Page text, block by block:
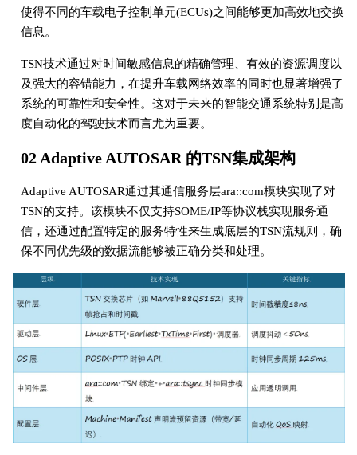
使得不同的车载电子控制单元(ECUs)之间能够更加高效地交换
信息。
TSN技术通过对时间敏感信息的精确管理、有效的资源调度以
及强大的容错能力，在提升车载网络效率的同时也显著增强了
系统的可靠性和安全性。这对于未来的智能交通系统特别是高
度自动化的驾驶技术而言尤为重要。
02 Adaptive AUTOSAR 的TSN集成架构
Adaptive AUTOSAR通过其通信服务层ara::com模块实现了对
TSN的支持。该模块不仅支持SOME/IP等协议栈实现服务通
信，还通过配置特定的服务特性来生成底层的TSN流规则，确
保不同优先级的数据流能够被正确分类和处理。